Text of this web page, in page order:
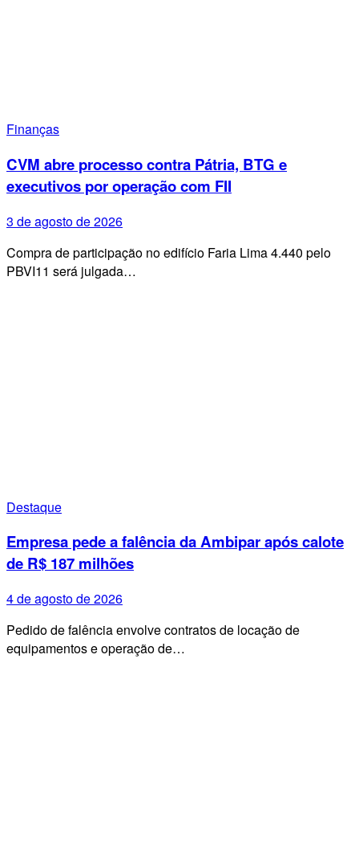
Finanças
CVM abre processo contra Pátria, BTG e
executivos por operação com FII
3 de agosto de 2026
Compra de participação no edifício Faria Lima 4.440 pelo
PBVI11 será julgada…
Destaque
Empresa pede a falência da Ambipar após calote
de R$ 187 milhões
4 de agosto de 2026
Pedido de falência envolve contratos de locação de
equipamentos e operação de…